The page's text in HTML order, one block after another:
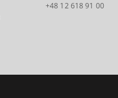
+48 12 618 91 00